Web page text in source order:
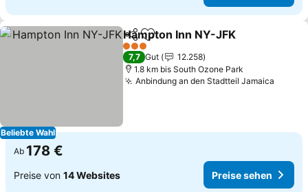
Beliebte Wahl
TeilenZu Favoriten hinzufügen
Hampton Inn NY-JFK
3 Sterne
7,7 Gut
12.258
1.8 km bis South Ozone Park
Anbindung an den Stadtteil Jamaica
Ab 178 €
Preise von 14 Websites Preise sehen